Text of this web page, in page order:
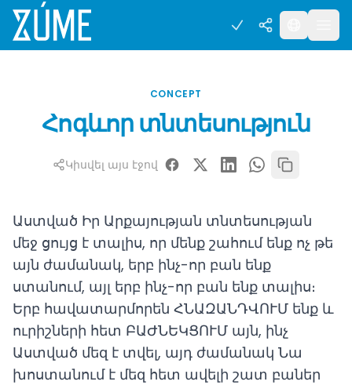
CONCEPT
Հոգևոր տնտեսություն
Կիսվել այս էջով
Աստված Իր Արքայության տնտեսության
մեջ ցույց է տալիս, որ մենք շահում ենք ոչ թե
այն ժամանակ, երբ ինչ-որ բան ենք
ստանում, այլ երբ ինչ-որ բան ենք տալիս։
Երբ հավատարմորեն ՀՆԱԶԱՆԴՎՈՒՄ ենք և
ուրիշների հետ ԲԱԺՆԵԿՑՈՒՄ այն, ինչ
Աստված մեզ է տվել, այդ ժամանակ Նա
խոստանում է մեզ հետ ավելի շատ բաներ